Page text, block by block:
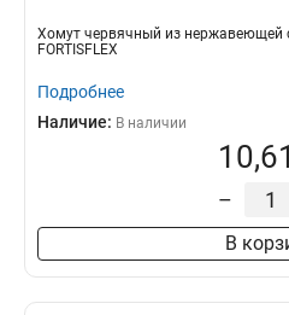
Хомут червячный из нержавеющей
FORTISFLEX
Подробнее
Наличие: В наличии
–
В